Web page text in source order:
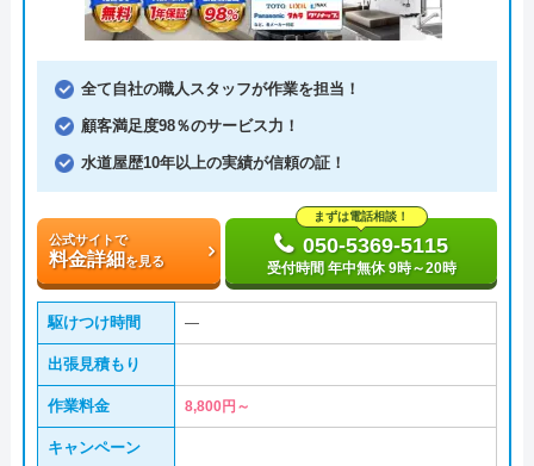
全て自社の職人スタッフが作業を担当！
顧客満足度98％のサービス力！
水道屋歴10年以上の実績が信頼の証！
公式サイトで
料金詳細を見る
まずは電話相談！
050-5369-5115
受付時間 年中無休 9時～20時
駆けつけ時間 ―
出張見積もり
作業料金 8,800円～
キャンペーン